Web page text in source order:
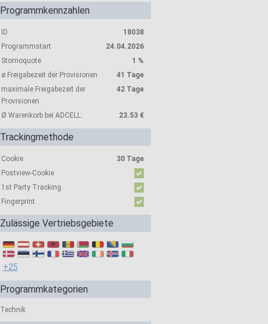
Programmkennzahlen
ID
18038
Programmstart
24.04.2026
Stornoquote
1 %
ø Freigabezeit der Provisionen
41 Tage
maximale Freigabezeit der
Provisionen
42 Tage
Ø Warenkorb bei ADCELL: 23.53 €
Trackingmethode
Cookie
30 Tage
Postview-Cookie
1st Party Tracking
Fingerprint
Zulässige Vertriebsgebiete
+25
Programmkategorien
Technik